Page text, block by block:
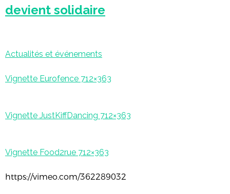
devient solidaire
Actualités et événements
Vignette Eurofence 712×363
Vignette JustKiffDancing 712×363
Vignette Food2rue 712×363
https://vimeo.com/362289032